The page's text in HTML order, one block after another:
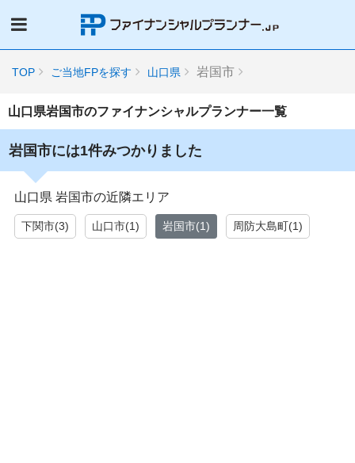
TOP ご当地FPを探す 山口県 岩国市
山口県岩国市のファイナンシャルプランナー一覧
岩国市には1件みつかりました
山口県 岩国市の近隣エリア
下関市(3) 山口市(1) 岩国市(1) 周防大島町(1)